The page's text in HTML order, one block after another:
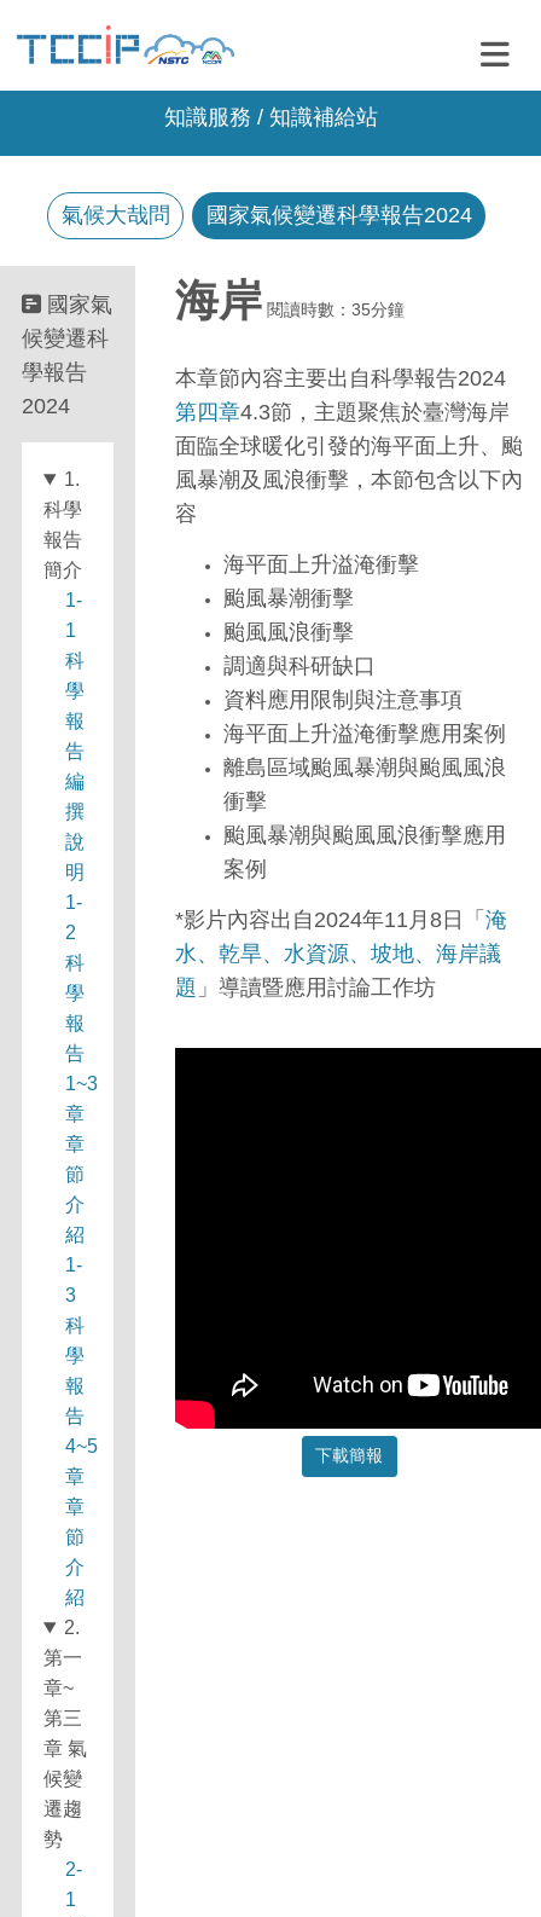
知識服務 / 知識補給站
氣候大哉問 國家氣候變遷科學報告2024
國家氣
候變遷科
學報告
2024
1.
科學
報告
簡介
1-
1
科
學
報
告
編
撰
說
明
1-
2
科
學
報
告
1~3
章
章
節
介
紹
1-
3
科
學
報
告
4~5
章
章
節
介
紹
2.
第一
章~
第三
章 氣
候變
遷趨
勢
2-
1
海岸 閱讀時數：35分鐘
本章節內容主要出自科學報告2024
第四章4.3節，主題聚焦於臺灣海岸
面臨全球暖化引發的海平面上升、颱
風暴潮及風浪衝擊，本節包含以下內
容
海平面上升溢淹衝擊
颱風暴潮衝擊
颱風風浪衝擊
調適與科研缺口
資料應用限制與注意事項
海平面上升溢淹衝擊應用案例
離島區域颱風暴潮與颱風風浪
衝擊
颱風暴潮與颱風風浪衝擊應用
案例
*影片內容出自2024年11月8日「 淹
水、乾旱、水資源、坡地、海岸議
題 」導讀暨應用討論工作坊
下載簡報